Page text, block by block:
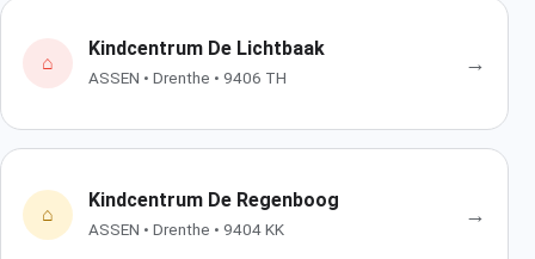
⌂
Kindcentrum De Lichtbaak
ASSEN • Drenthe • 9406 TH
→
⌂
Kindcentrum De Regenboog
ASSEN • Drenthe • 9404 KK
→